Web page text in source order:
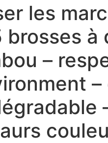
les
brosses à
–